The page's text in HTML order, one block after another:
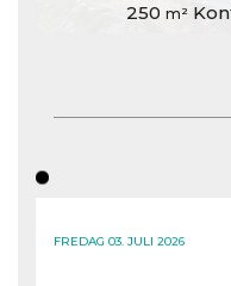
250 m²
FREDAG 03. JULI 2026